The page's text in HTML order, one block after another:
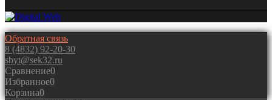
Обратная связь
8 (4832) 92-20-30
sbyt@sek32.ru
Сравнение0
Избранное0
Корзина0